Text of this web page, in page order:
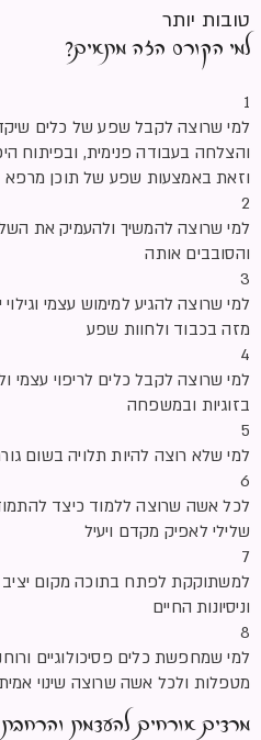
טובות יותר
למי הקורס הזה מתאים?
1
למי שרוצה לקבל שפע של כלים
והצלחה בעבודה פנימית, ובפיתוח
וזאת באמצעות שפע של תוכן מרפא
2
למי שרוצה להמשיך ולהעמיק את
והסובבים אותה
3
למי שרוצה להגיע למימוש עצמי
מזה בכבוד ולחוות שפע
4
למי שרוצה לקבל כלים לריפוי עצמי
בזוגיות ובמשפחה
5
למי שלא רוצה להיות תלויה בשום
6
לכל אשה שרוצה ללמוד כיצד
שלילי לאפיק מקדם ויעיל
7
למשתוקקת לפתח בתוכה מקום יציב
וניסיונות החיים
8
למי שמחפשת כלים פסיכולוגיים
מטפלות ולכל אשה שרוצה שינוי